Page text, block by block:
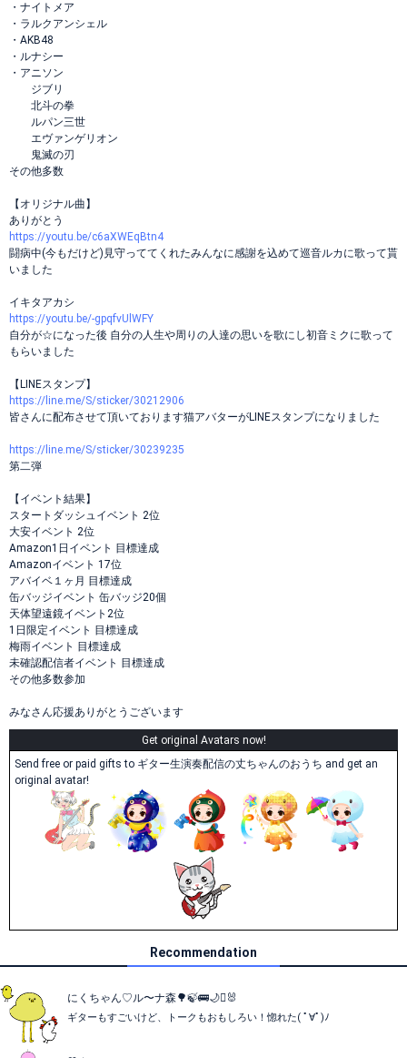
・ナイトメア
・ラルクアンシェル
・AKB48
・ルナシー
・アニソン
ジブリ
北斗の拳
ルパン三世
エヴァンゲリオン
鬼滅の刃
その他多数
【オリジナル曲】
ありがとう
https://youtu.be/c6aXWEqBtn4
闘病中(今もだけど)見守っててくれたみんなに感謝を込めて巡音ルカに歌って貰
いました
イキタアカシ
https://youtu.be/-gpqfvUlWFY
自分が☆になった後 自分の人生や周りの人達の思いを歌にし初音ミクに歌って
もらいました
【LINEスタンプ】
https://line.me/S/sticker/30212906
皆さんに配布させて頂いております猫アバターがLINEスタンプになりました
https://line.me/S/sticker/30239235
第二弾
【イベント結果】
スタートダッシュイベント 2位
大安イベント 2位
Amazon1日イベント 目標達成
Amazonイベント 17位
アバイベ１ヶ月 目標達成
缶バッジイベント 缶バッジ20個
天体望遠鏡イベント2位
1日限定イベント 目標達成
梅雨イベント 目標達成
未確認配信者イベント 目標達成
その他多数参加
みなさん応援ありがとうございます
Get original Avatars now!
Send free or paid gifts to ギター生演奏配信の丈ちゃんのおうち and get an
original avatar!
Recommendation
にくちゃん♡ル〜ナ森🌳🍃🚌🌙🪏🐰
ギターもすごいけど、トークもおもしろい！惚れた( ﾟ∀ﾟ)ﾉ